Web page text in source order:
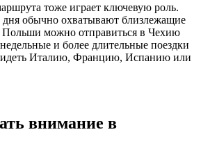
тоже играет ключевую роль.
обычно охватывают близлежащие
можно отправиться в Чехию
и более длительные поездки
Италию, Францию, Испанию или
внимание в